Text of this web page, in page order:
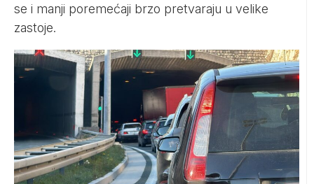
se i manji poremećaji brzo pretvaraju u velike
zastoje.